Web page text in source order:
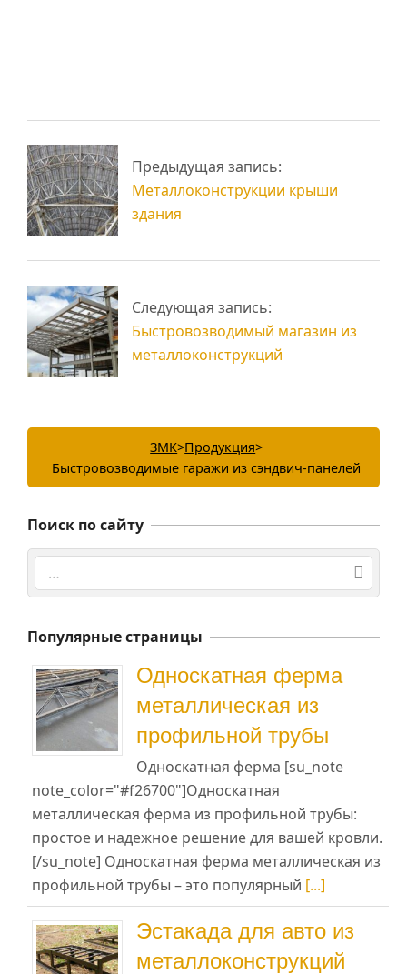
Быстровозводимые
модульные здания
строения: основные
типы и применение
Предыдущая запись:
Металлоконструкции крыши
здания
Следующая запись:
Быстровозводимый магазин из
металлоконструкций
ЗМК>Продукция>
Быстровозводимые гаражи из сэндвич-панелей
Поиск по сайту
Поиск
Популярные страницы
Односкатная ферма
металлическая из
профильной трубы
Односкатная ферма [su_note
note_color="#f26700"]Односкатная
металлическая ферма из профильной трубы:
простое и надежное решение для вашей кровли.
[/su_note] Односкатная ферма металлическая из
профильной трубы – это популярный [...]
Эстакада для авто из
металлоконструкций